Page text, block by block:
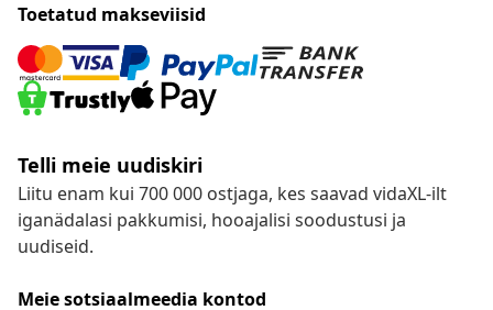
Toetatud makseviisid
Telli meie uudiskiri
Liitu enam kui 700 000 ostjaga, kes saavad vidaXL-ilt
iganädalasi pakkumisi, hooajalisi soodustusi ja
uudiseid.
Meie sotsiaalmeedia kontod